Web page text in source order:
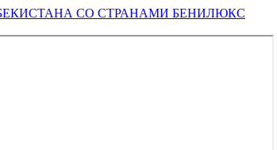
СО СТРАНАМИ БЕНИЛЮКС